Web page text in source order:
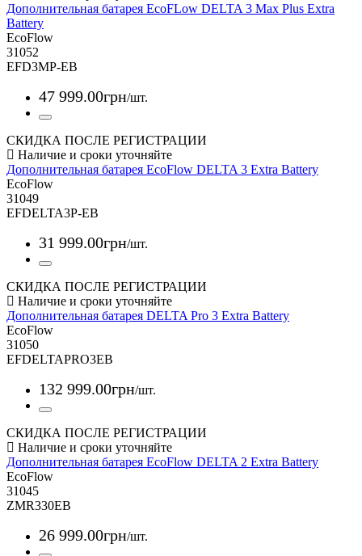
Дополнительная батарея EcoFLow DELTA 3 Max Plus Extra
Battery
EcoFlow
31052
EFD3MP-EB
47 999.00грн/шт.
СКИДКА ПОСЛЕ РЕГИСТРАЦИИ
Дополнительная батарея EcoFlow DELTA 3 Extra Battery
EcoFlow
31049
EFDELTA3P-EB
31 999.00грн/шт.
СКИДКА ПОСЛЕ РЕГИСТРАЦИИ
Дополнительная батарея DELTA Pro 3 Extra Battery
EcoFlow
31050
EFDELTAPRO3EB
132 999.00грн/шт.
СКИДКА ПОСЛЕ РЕГИСТРАЦИИ
Дополнительная батарея EcoFlow DELTA 2 Extra Battery
EcoFlow
31045
ZMR330EB
26 999.00грн/шт.